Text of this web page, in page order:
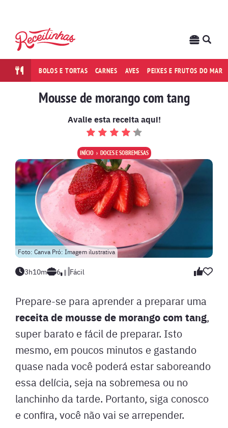
BOLOS E TORTAS CARNES AVES PEIXES E FRUTOS DO MAR
Mousse de morango com tang
Avalie esta receita aqui!
INÍCIO DOCES E SOBREMESAS
Foto: Canva Pró: Imagem ilustrativa
3h10m 6 Fácil
Prepare-se para aprender a preparar uma
receita de mousse de morango com tang,
super barato e fácil de preparar. Isto
mesmo, em poucos minutos e gastando
quase nada você poderá estar saboreando
essa delícia, seja na sobremesa ou no
lanchinho da tarde. Portanto, siga conosco
e confira, você não vai se arrepender.